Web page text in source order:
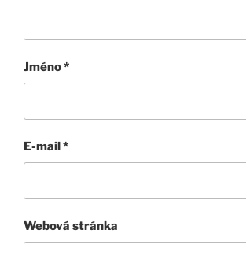
Jméno*
E-mail*
Webová stránka